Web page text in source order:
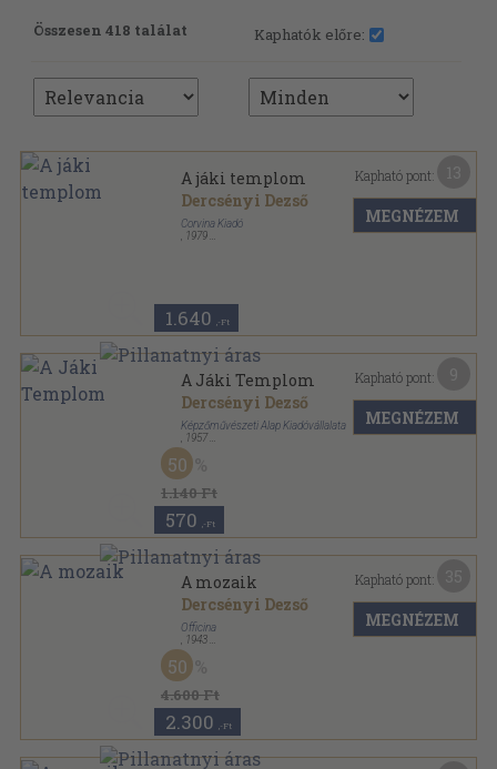
Összesen 418 találat Kaphatók előre:
A jáki templom
Dercsényi Dezső
Corvina Kiadó
1979
1.640 ,-Ft
Kapható pont:
MEGNÉZEM
A Jáki Templom
Dercsényi Dezső
Képzőművészeti Alap Kiadóvállalata
1957
Fűzött papírkötés
Műemlékeink sorozat
1.140 Ft
50
570 ,-Ft
Kapható pont:
MEGNÉZEM
A mozaik
Dercsényi Dezső
Officina
1943
Félvászon
Ars Mundi sorozat
4.600 Ft
50
2.300 ,-Ft
Kapható pont:
MEGNÉZEM